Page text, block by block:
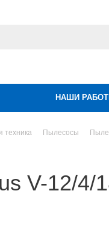
НАШИ
техника Пылесосы
V-12/4/